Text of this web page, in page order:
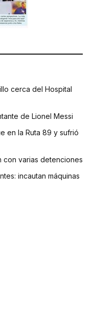
cerca del Hospital
de Lionel Messi
en la Ruta 89 y sufrió
con varias detenciones
incautan máquinas